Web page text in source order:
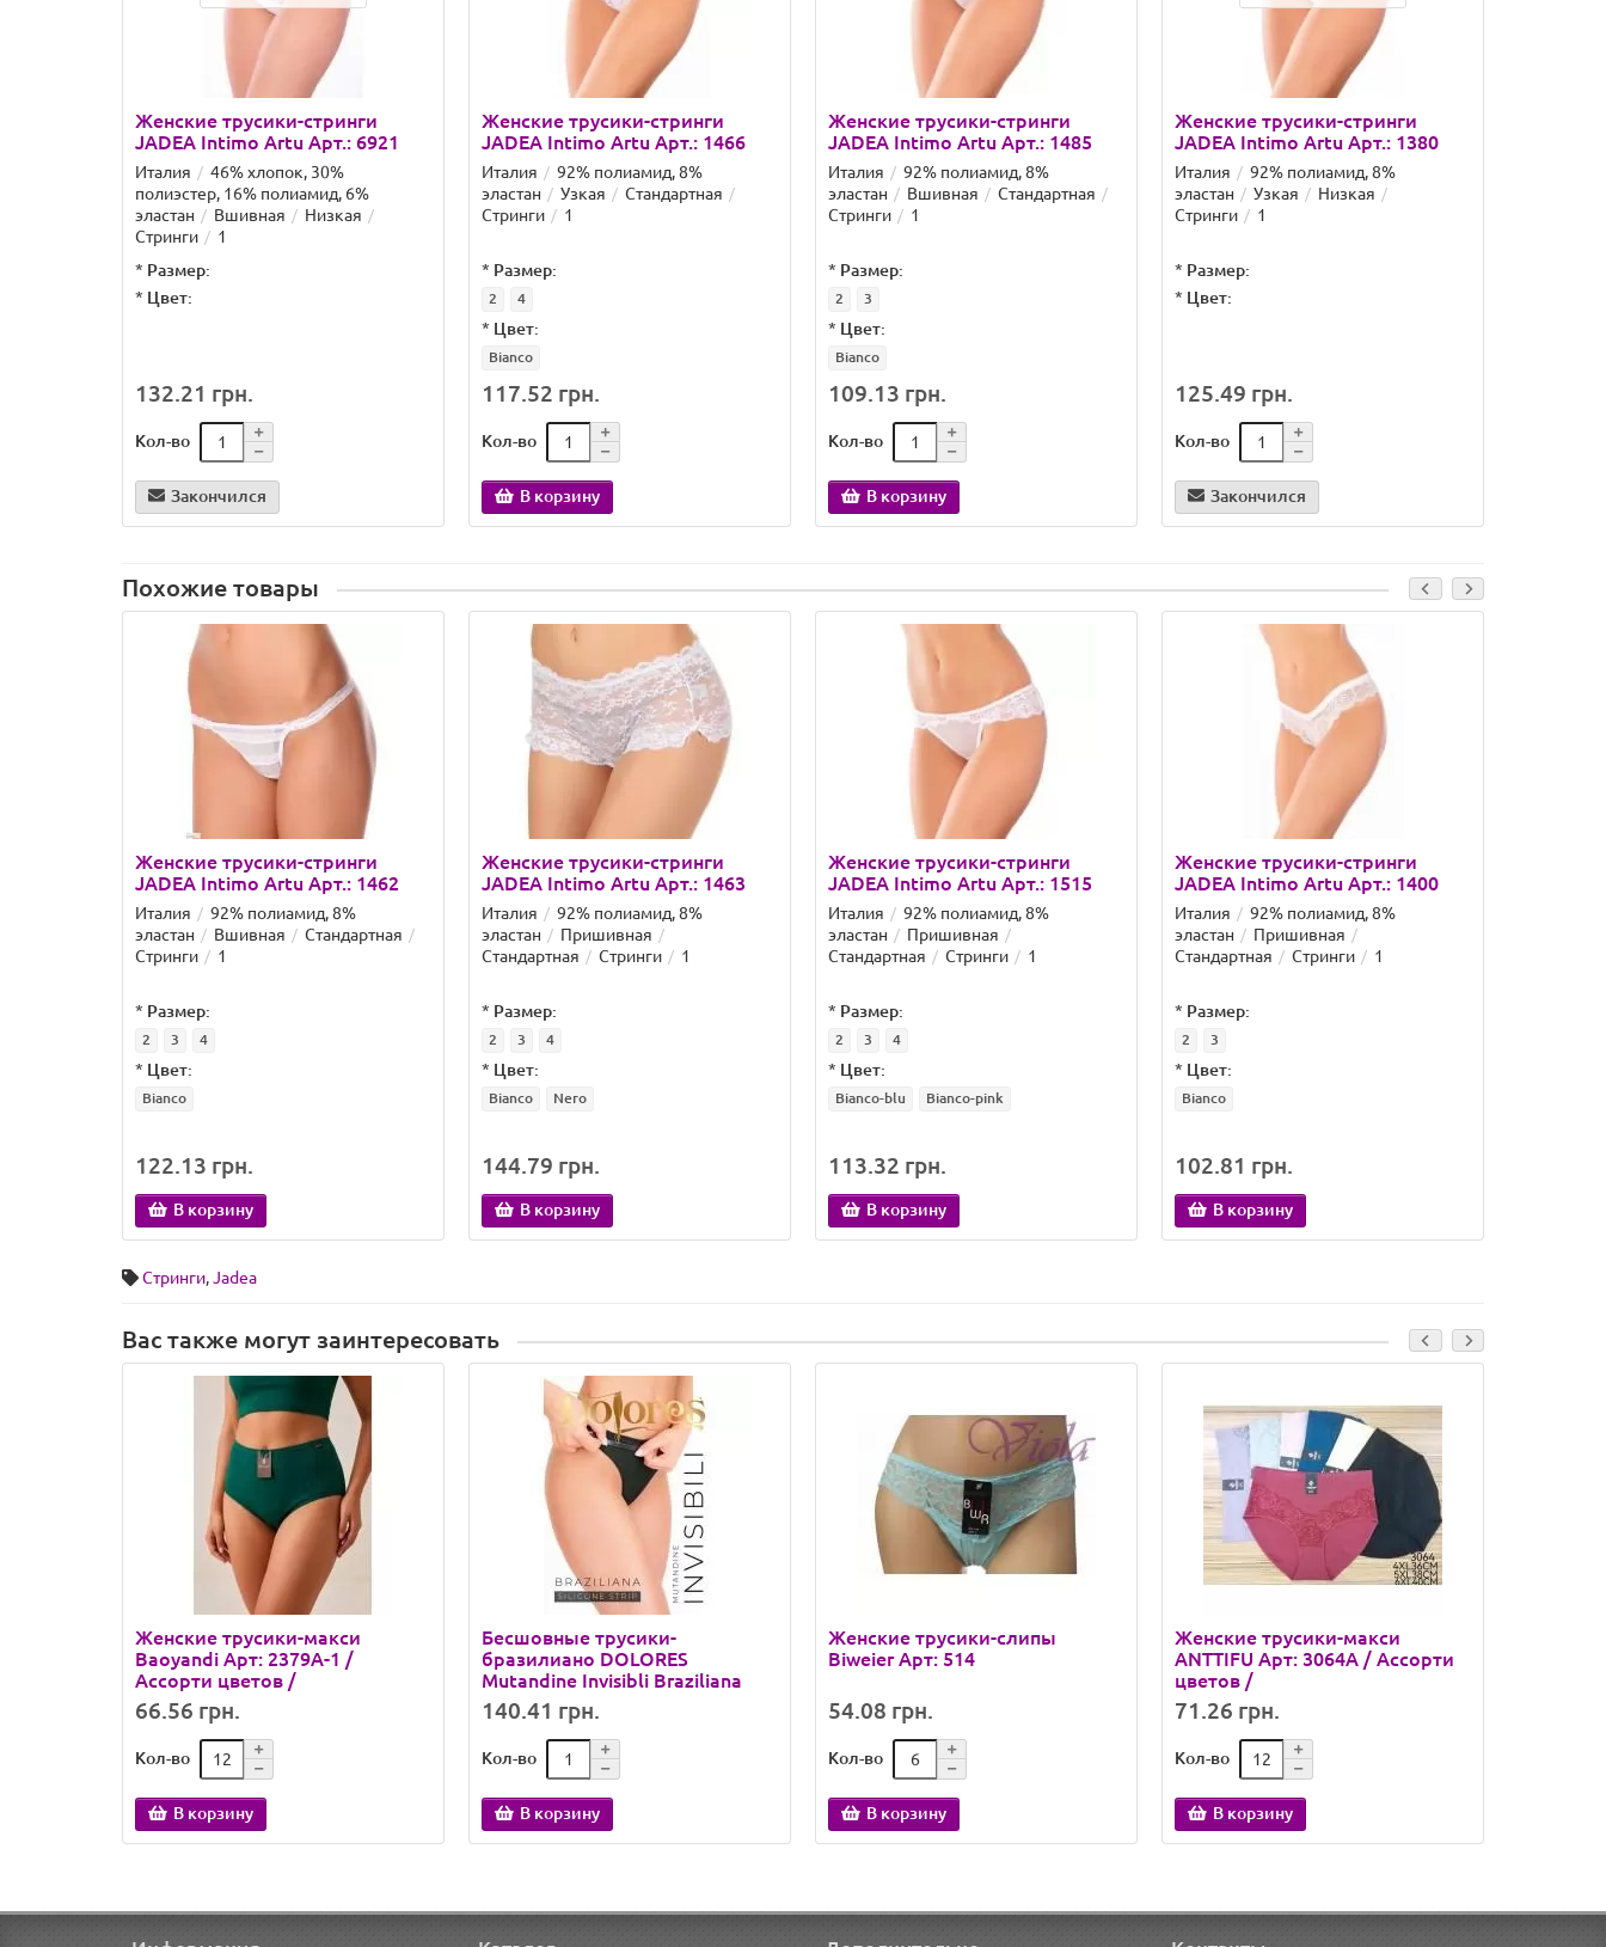
Женские трусики-стринги
JADEA Intimo Artu Арт.: 6921
Италия
46% хлопок, 30%
полиэстер, 16% полиамид, 6%
эластан
Вшивная
Низкая
Стринги
1
* Размер:
* Цвет:
132.21 грн.
Кол-во
Закончился
Женские трусики-стринги
JADEA Intimo Artu Арт.: 1466
Италия
92% полиамид, 8%
эластан
Узкая
Стандартная
Стринги
1
* Размер:
2 4
* Цвет:
Bianco
117.52 грн.
Кол-во
В корзину
Женские трусики-стринги
JADEA Intimo Artu Арт.: 1485
Италия
92% полиамид, 8%
эластан
Вшивная
Стандартная
Стринги
1
* Размер:
2 3
* Цвет:
Bianco
109.13 грн.
Кол-во
В корзину
Женские трусики-стринги
JADEA Intimo Artu Арт.: 1380
Италия
92% полиамид, 8%
эластан
Узкая
Низкая
Стринги
1
* Размер:
* Цвет:
125.49 грн.
Кол-во
Закончился
Похожие товары
Женские трусики-стринги
JADEA Intimo Artu Арт.: 1462
Италия
92% полиамид, 8%
эластан
Вшивная
Стандартная
Стринги
1
* Размер:
2 3 4
* Цвет:
Bianco
122.13 грн.
В корзину
Женские трусики-стринги
JADEA Intimo Artu Арт.: 1463
Италия
92% полиамид, 8%
эластан
Пришивная
Стандартная
Стринги 1
* Размер:
2 3 4
* Цвет:
Bianco Nero
144.79 грн.
В корзину
Женские трусики-стринги
JADEA Intimo Artu Арт.: 1515
Италия
92% полиамид, 8%
эластан
Пришивная
Стандартная
Стринги 1
* Размер:
2 3 4
* Цвет:
Bianco-blu Bianco-pink
113.32 грн.
В корзину
Женские трусики-стринги
JADEA Intimo Artu Арт.: 1400
Италия
92% полиамид, 8%
эластан
Пришивная
Стандартная
Стринги 1
* Размер:
2 3
* Цвет:
Bianco
102.81 грн.
В корзину
Стринги,Jadea
Вас также могут заинтересовать
Женские трусики-макси
Baoyandi Арт: 2379A-1 /
Ассорти цветов /
66.56 грн.
Кол-во
В корзину
Бесшовные трусики-
бразилиано DOLORES
Mutandine Invisibli Braziliana
140.41 грн.
Кол-во
В корзину
Женские трусики-слипы
Biweier Арт: 514
54.08 грн.
Кол-во
В корзину
Женские трусики-макси
ANTTIFU Арт: 3064A / Ассорти
цветов /
71.26 грн.
Кол-во
В корзину